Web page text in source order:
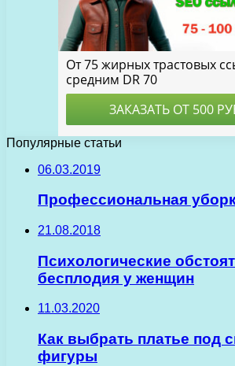
Популярные статьи
06.03.2019
Профессиональная
21.08.2018
Психологические
бесплодия у женщин
11.03.2020
Как выбрать платье под
фигуры